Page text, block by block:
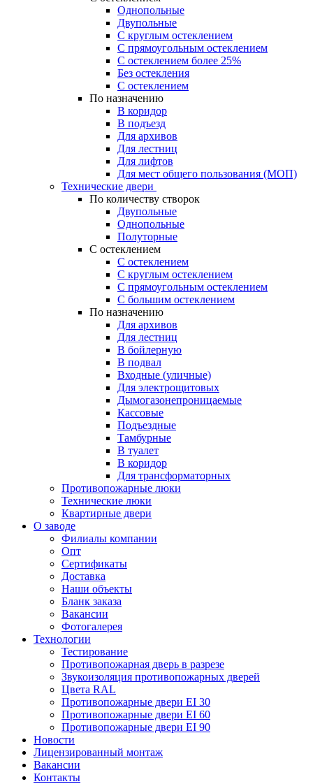
Однопольные
Двупольные
С круглым остеклением
С прямоугольным остеклением
С остеклением более 25%
Без остекления
С остеклением
По назначению
В коридор
В подъезд
Для архивов
Для лестниц
Для лифтов
Для мест общего пользования (МОП)
Технические двери
По количеству створок
Двупольные
Однопольные
Полуторные
С остеклением
С остеклением
С круглым остеклением
С прямоугольным остеклением
С большим остеклением
По назначению
Для архивов
Для лестниц
В бойлерную
В подвал
Входные (уличные)
Для электрощитовых
Дымогазонепроницаемые
Кассовые
Подъездные
Тамбурные
В туалет
В коридор
Для трансформаторных
Противопожарные люки
Технические люки
Квартирные двери
О заводе
Филиалы компании
Опт
Сертификаты
Доставка
Наши объекты
Бланк заказа
Вакансии
Фотогалерея
Технологии
Тестирование
Противопожарная дверь в разрезе
Звукоизоляция противопожарных дверей
Цвета RAL
Противопожарные двери EI 30
Противопожарные двери EI 60
Противопожарные двери EI 90
Новости
Лицензированный монтаж
Вакансии
Контакты